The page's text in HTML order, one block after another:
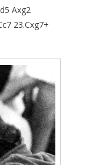
Axg2
23.Cxg7+